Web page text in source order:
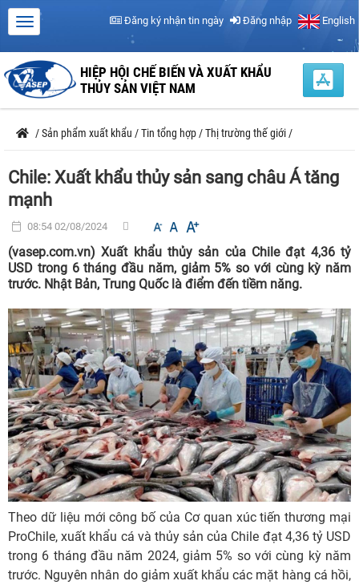
Đăng ký nhận tin ngày Đăng nhập English
HIỆP HỘI CHẾ BIẾN VÀ XUẤT KHẨU
THỦY SẢN VIỆT NAM
/Sản phẩm xuất khẩu /Tin tổng hợp /Thị trường thế giới /
Chile: Xuất khẩu thủy sản sang châu Á tăng
mạnh
08:54 02/08/2024
(vasep.com.vn) Xuất khẩu thủy sản của Chile đạt 4,36 tỷ
USD trong 6 tháng đầu năm, giảm 5% so với cùng kỳ năm
trước. Nhật Bản, Trung Quốc là điểm đến tiềm năng.
Theo dữ liệu mới công bố của Cơ quan xúc tiến thương mại
ProChile, xuất khẩu cá và thủy sản của Chile đạt 4,36 tỷ USD
trong 6 tháng đầu năm 2024, giảm 5% so với cùng kỳ năm
trước. Nguyên nhân do giảm xuất khẩu các mặt hàng cá hồi,